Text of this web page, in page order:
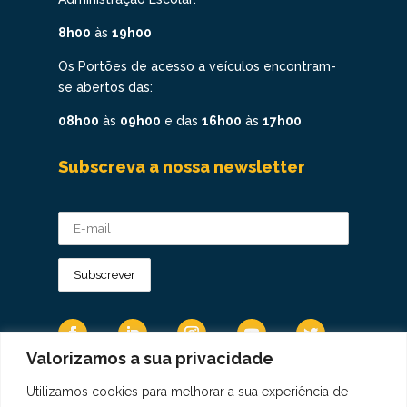
Valorizamos a sua privacidade
Utilizamos cookies para melhorar a sua experiência de
8h00 às 19h00
Os Portões de acesso a veículos encontram-
se abertos das:
08h00 às 09h00 e das 16h00 às 17h00
Subscreva a nossa newsletter
Os Dados Pessoais são tratados de acordo